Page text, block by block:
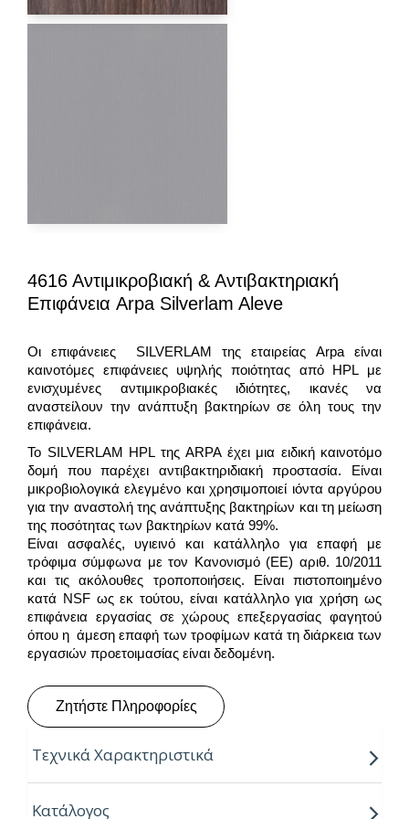
4616 Αντιμικροβιακή & Αντιβακτηριακή
Επιφάνεια Arpa Silverlam Aleve
Οι επιφάνειες SILVERLAM της εταιρείας Arpa είναι
καινοτόμες επιφάνειες υψηλής ποιότητας από HPL με
ενισχυμένες αντιμικροβιακές ιδιότητες, ικανές να
αναστείλουν την ανάπτυξη βακτηρίων σε όλη τους την
επιφάνεια.
Το SILVERLAM HPL της ARPA έχει μια ειδική καινοτόμο
δομή που παρέχει αντιβακτηριδιακή προστασία. Είναι
μικροβιολογικά ελεγμένο και χρησιμοποιεί ιόντα αργύρου
για την αναστολή της ανάπτυξης βακτηρίων και τη μείωση
της ποσότητας των βακτηρίων κατά 99%.
Είναι ασφαλές, υγιεινό και κατάλληλο για επαφή με
τρόφιμα σύμφωνα με τον Κανονισμό (ΕΕ) αριθ. 10/2011
και τις ακόλουθες τροποποιήσεις. Είναι πιστοποιημένο
κατά NSF ως εκ τούτου, είναι κατάλληλο για χρήση ως
επιφάνεια εργασίας σε χώρους επεξεργασίας φαγητού
όπου η άμεση επαφή των τροφίμων κατά τη διάρκεια των
εργασιών προετοιμασίας είναι δεδομένη.
Ζητήστε Πληροφορίες
Τεχνικά Χαρακτηριστικά
“Για την παραγωγή τους, η Arpa χρησιμοποιεί την
Κατάλογος